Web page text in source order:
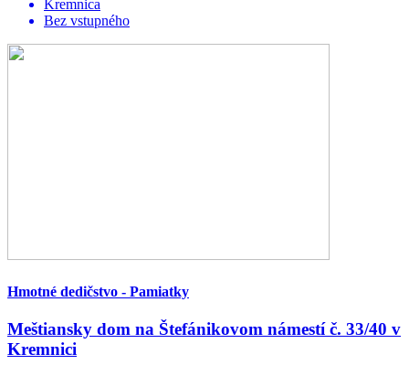
Kremnica
Bez vstupného
Hmotné dedičstvo - Pamiatky
Meštiansky dom na Štefánikovom námestí č. 33/40 v
Kremnici